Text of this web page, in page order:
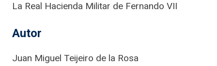
La Real Hacienda Militar de Fernando VII
Autor
Juan Miguel Teijeiro de la Rosa